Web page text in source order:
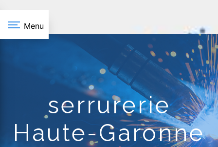
Menu
serrurerie
Haute-Garonne